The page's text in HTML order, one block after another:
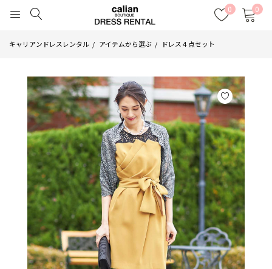
0 0
キャリアンドレスレンタル アイテムから選ぶ ドレス４点セット